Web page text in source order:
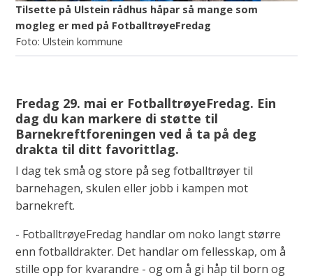
Tilsette på Ulstein rådhus håpar så mange som
mogleg er med på FotballtrøyeFredag
Ulstein kommune
Fredag 29. mai er FotballtrøyeFredag. Ein
dag du kan markere di støtte til
Barnekreftforeningen ved å ta på deg
drakta til ditt favorittlag.
I dag tek små og store på seg fotballtrøyer til
barnehagen, skulen eller jobb i kampen mot
barnekreft.
- FotballtrøyeFredag handlar om noko langt større
enn fotballdrakter. Det handlar om fellesskap, om å
stille opp for kvarandre - og om å gi håp til born og